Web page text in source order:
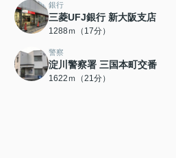
銀行
三菱UFJ銀行 新大阪支店
1288ｍ（17分）
警察
淀川警察署 三国本町交番
1622ｍ（21分）